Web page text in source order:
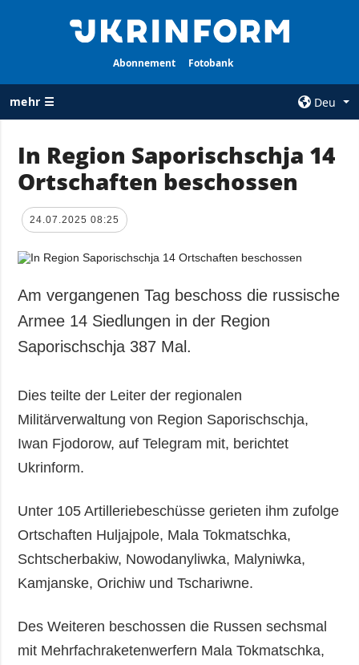
Abonnement Fotobank
mehr ☰
Deu
ALLE
Krieg
der Ukraine
Politik
Wirtschaft
Militär
Sport
Kriminalität
Notstand und
AGENTUR
services
Vertraulichkeit
und zum Schutz
personenbezogener
ZUSÄTZLICH
Veröffentlichungen
Interview
Fotos
LEISTUNGEN
Abonnement
Fotobank
In Region Saporischschja 14
Ortschaften beschossen
24.07.2025 08:25
Am vergangenen Tag beschoss die russische
Armee 14 Siedlungen in der Region
Saporischschja 387 Mal.
Dies teilte der Leiter der regionalen
Militärverwaltung von Region Saporischschja,
Iwan Fjodorow, auf Telegram mit, berichtet
Ukrinform.
Unter 105 Artilleriebeschüsse gerieten ihm zufolge
Ortschaften Huljajpole, Mala Tokmatschka,
Schtscherbakiw, Nowodanyliwka, Malyniwka,
Kamjanske, Orichiw und Tschariwne.
Des Weiteren beschossen die Russen sechsmal
mit Mehrfachraketenwerfern Mala Tokmatschka,